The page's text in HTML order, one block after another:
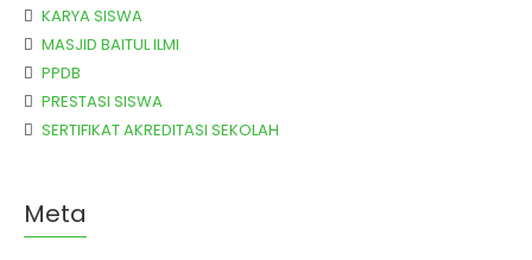
KARYA SISWA
MASJID BAITUL ILMI
PPDB
PRESTASI SISWA
SERTIFIKAT AKREDITASI SEKOLAH
Meta